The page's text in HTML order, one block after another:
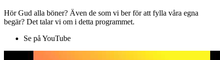
Hör Gud alla böner? Även de som vi ber för att fylla våra egna
begär? Det talar vi om i detta programmet.
Se på YouTube